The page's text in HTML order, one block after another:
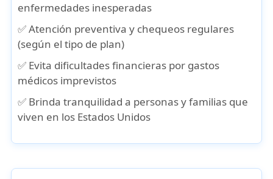
enfermedades inesperadas
✅ Atención preventiva y chequeos regulares
(según el tipo de plan)
✅ Evita dificultades financieras por gastos
médicos imprevistos
✅ Brinda tranquilidad a personas y familias que
viven en los Estados Unidos